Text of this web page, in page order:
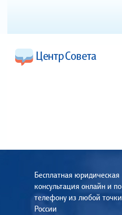
Бесплатная юридическая
консультация онлайн и по
телефону из любой точки
России